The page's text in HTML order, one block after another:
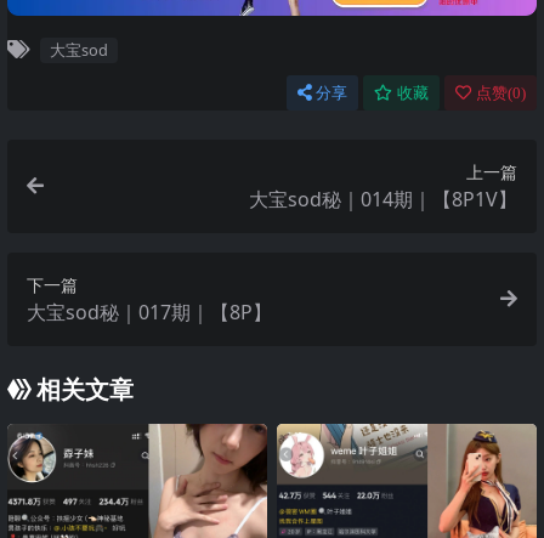
大宝sod
分享 收藏 点赞(0)
上一篇
大宝sod秘｜014期｜【8P1V】
下一篇
大宝sod秘｜017期｜【8P】
相关文章